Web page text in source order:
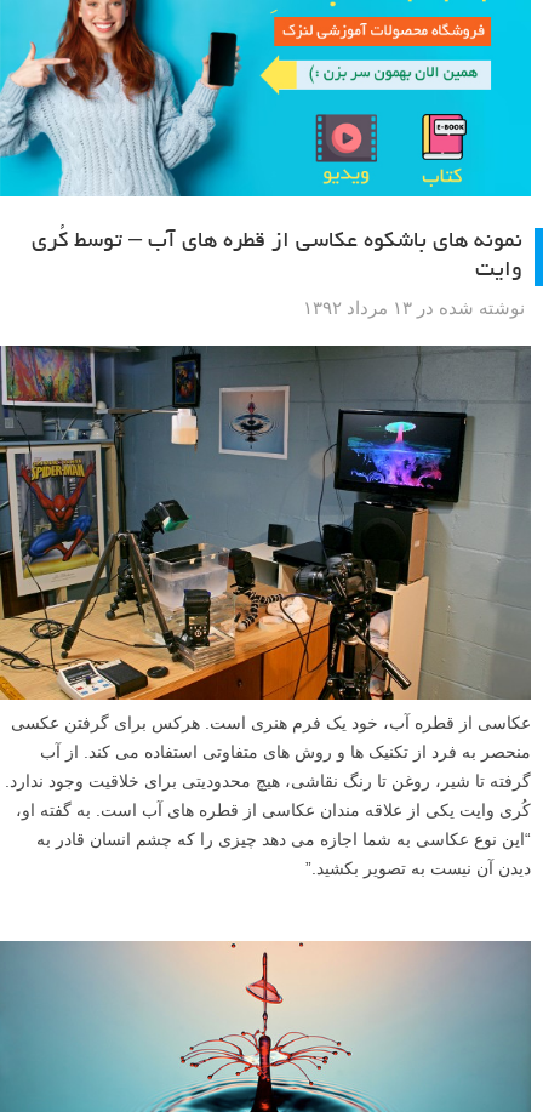
نمونه های باشکوه عکاسی از قطره های آب – توسط کُری
وایت
نوشته شده در ۱۳ مرداد ۱۳۹۲
عکاسی از قطره آب، خود یک فرم هنری است. هرکس برای گرفتن عکسی
منحصر به فرد از تکنیک ها و روش های متفاوتی استفاده می کند. از آب
گرفته تا شیر، روغن تا رنگ نقاشی، هیچ محدودیتی برای خلاقیت وجود ندارد.
کُری وایت یکی از علاقه مندان عکاسی از قطره های آب است. به گفته او،
“این نوع عکاسی به شما اجازه می دهد چیزی را که چشم انسان قادر به
دیدن آن نیست به تصویر بکشید.”